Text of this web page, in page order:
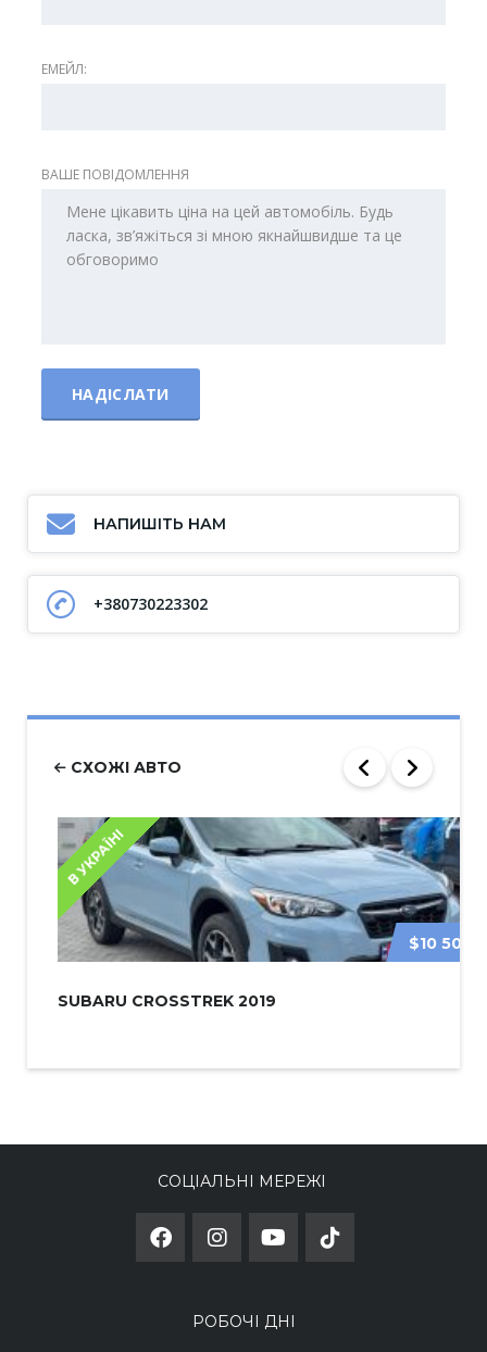
ЕМЕЙЛ:
ВАШЕ ПОВІДОМЛЕННЯ
НАПИШІТЬ НАМ
+380730223302
СХОЖІ АВТО
В УКРАЇНІ
$10 500
SUBARU CROSSTREK 2019
СОЦІАЛЬНІ МЕРЕЖІ
РОБОЧІ ДНІ